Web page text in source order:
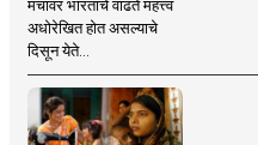
मंचावर भारताचे वाढते महत्त्व
अधोरेखित होत असल्याचे
दिसून येते...